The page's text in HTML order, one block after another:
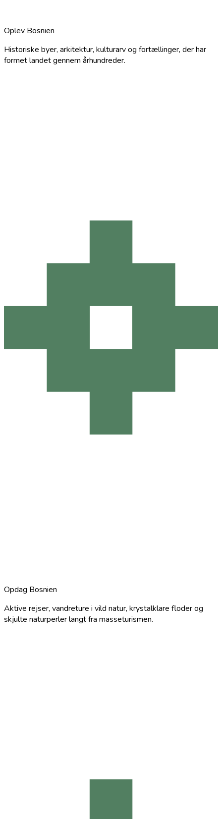
Oplev Bosnien
Historiske byer, arkitektur, kulturarv og fortællinger, der har
formet landet gennem århundreder.
Opdag Bosnien
Aktive rejser, vandreture i vild natur, krystalklare floder og
skjulte naturperler langt fra masseturismen.